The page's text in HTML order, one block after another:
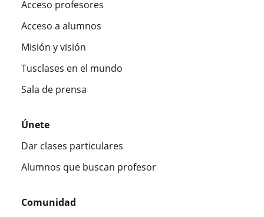
Acceso profesores
Acceso a alumnos
Misión y visión
Tusclases en el mundo
Sala de prensa
Únete
Dar clases particulares
Alumnos que buscan profesor
Comunidad